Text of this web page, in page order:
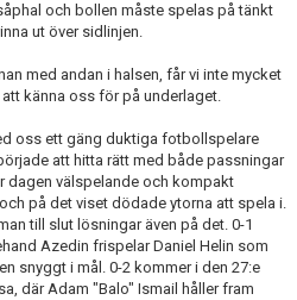
och bollen måste spelas på tänkt
ut över sidlinjen.
med andan i halsen, får vi inte mycket
känna oss för på underlaget.
oss ett gäng duktiga fotbollspelare
att hitta rätt med både passningar
dagen välspelande och kompakt
på det viset dödade ytorna att spela i.
till slut lösningar även på det. 0-1
Azedin frispelar Daniel Helin som
snyggt i mål. 0-2 kommer i den 27:e
där Adam "Balo" Ismail håller fram